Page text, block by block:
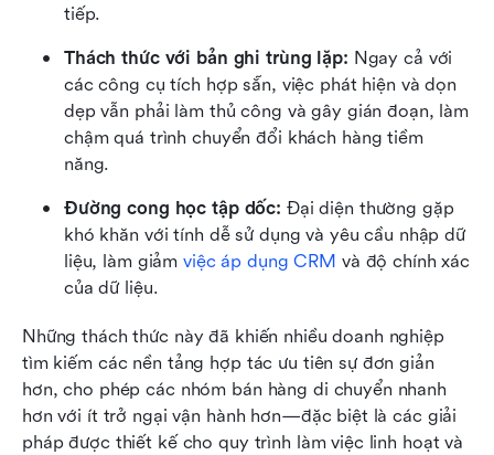
tiếp.
Thách thức với bản ghi trùng lặp: Ngay cả với
các công cụ tích hợp sẵn, việc phát hiện và dọn
dẹp vẫn phải làm thủ công và gây gián đoạn, làm
chậm quá trình chuyển đổi khách hàng tiềm
năng.
Đường cong học tập dốc: Đại diện thường gặp
khó khăn với tính dễ sử dụng và yêu cầu nhập dữ
liệu, làm giảm việc áp dụng CRM và độ chính xác
của dữ liệu.
Những thách thức này đã khiến nhiều doanh nghiệp
tìm kiếm các nền tảng hợp tác ưu tiên sự đơn giản
hơn, cho phép các nhóm bán hàng di chuyển nhanh
hơn với ít trở ngại vận hành hơn—đặc biệt là các giải
pháp được thiết kế cho quy trình làm việc linh hoạt và